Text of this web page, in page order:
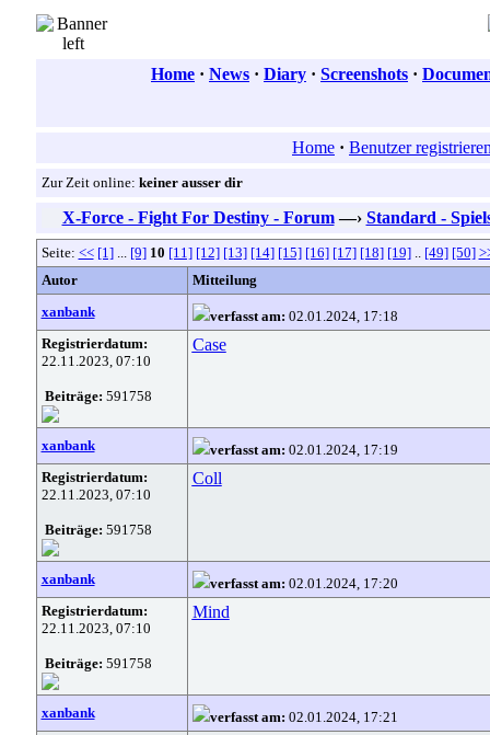
Home · News · Diary · Screenshots ·
Home · Benutzer
Zur Zeit online: keiner ausser dir
X-Force - Fight For Destiny - Forum —› Standard -
Seite: << [1]... [9] 10 [11] [12] [13] [14] [15] [16] [17] [18] [19].. [49] [50]
Autor
Mitteilung
xanbank
verfasst am: 02.01.2024, 17:18
Registrierdatum:
22.11.2023, 07:10
Beiträge: 591758
Case
xanbank verfasst am: 02.01.2024, 17:19
Registrierdatum:
22.11.2023, 07:10
Beiträge: 591758
Coll
xanbank verfasst am: 02.01.2024, 17:20
Registrierdatum:
22.11.2023, 07:10
Beiträge: 591758
Mind
xanbank verfasst am: 02.01.2024, 17:21